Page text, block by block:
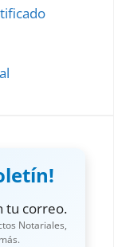
tu correo.
Notariales,